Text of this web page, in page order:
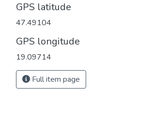
GPS latitude
47.49104
GPS longitude
19.09714
Full item page